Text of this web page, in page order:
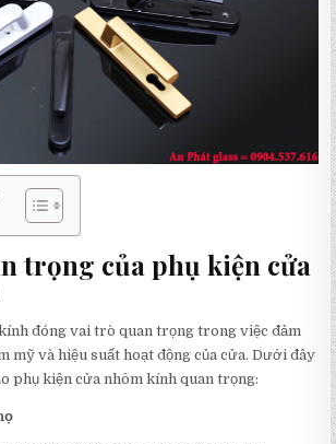
trọng của phụ kiện cửa
đóng vai trò quan trọng trong việc đảm
mỹ và hiệu suất hoạt động của cửa. Dưới đây
phụ kiện cửa nhôm kính quan trọng: